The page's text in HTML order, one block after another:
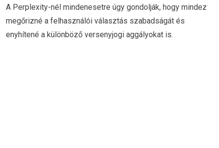
A Perplexity-nél mindenesetre úgy gondolják, hogy mindez
megőrizné a felhasználói választás szabadságát és
enyhítené a különböző versenyjogi aggályokat is.